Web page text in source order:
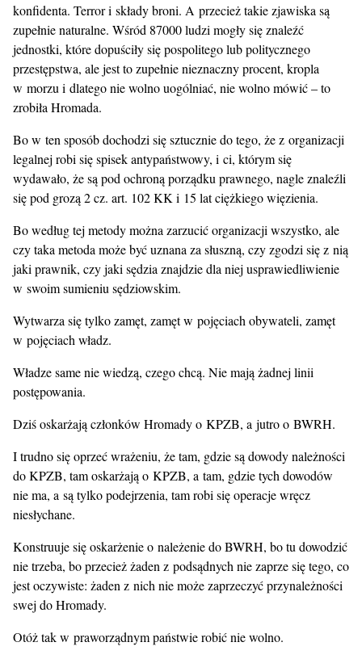
konfidenta. Terror i składy broni. A przecież takie zjawiska są
zupełnie naturalne. Wśród 87000 ludzi mogły się znaleźć
jednostki, które dopuściły się pospolitego lub politycznego
przestępstwa, ale jest to zupełnie nieznaczny procent, kropla
w morzu i dlatego nie wolno uogólniać, nie wolno mówić – to
zrobiła Hromada.
Bo w ten sposób dochodzi się sztucznie do tego, że z organizacji
legalnej robi się spisek antypaństwowy, i ci, którym się
wydawało, że są pod ochroną porządku prawnego, nagle znaleźli
się pod grozą 2 cz. art. 102 KK i 15 lat ciężkiego więzienia.
Bo według tej metody można zarzucić organizacji wszystko, ale
czy taka metoda może być uznana za słuszną, czy zgodzi się z nią
jaki prawnik, czy jaki sędzia znajdzie dla niej usprawiedliwienie
w swoim sumieniu sędziowskim.
Wytwarza się tylko zamęt, zamęt w pojęciach obywateli, zamęt
w pojęciach władz.
Władze same nie wiedzą, czego chcą. Nie mają żadnej linii
postępowania.
Dziś oskarżają członków Hromady o KPZB, a jutro o BWRH.
I trudno się oprzeć wrażeniu, że tam, gdzie są dowody należności
do KPZB, tam oskarżają o KPZB, a tam, gdzie tych dowodów
nie ma, a są tylko podejrzenia, tam robi się operacje wręcz
niesłychane.
Konstruuje się oskarżenie o należenie do BWRH, bo tu dowodzić
nie trzeba, bo przecież żaden z podsądnych nie zaprze się tego, co
jest oczywiste: żaden z nich nie może zaprzeczyć przynależności
swej do Hromady.
Otóż tak w praworządnym państwie robić nie wolno.